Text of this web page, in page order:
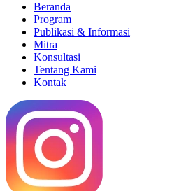
Beranda
Program
Publikasi & Informasi
Mitra
Konsultasi
Tentang Kami
Kontak